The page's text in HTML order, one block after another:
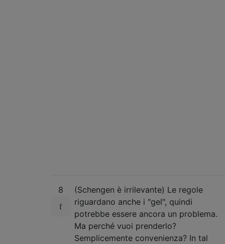
8
(Schengen è irrilevante) Le regole
riguardano anche i "gel", quindi
potrebbe essere ancora un problema.
Ma perché vuoi prenderlo?
Semplicemente convenienza? In tal